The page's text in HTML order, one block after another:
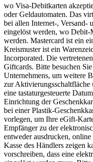
wo Visa-Debitkarten
oder Geldautomaten. Das
bei allen Internet-, Versand-
eingelöst werden, wo Debit-
werden. Mastercard ist ein
Kreismuster ist ein
Incorporated. Die
Giftcards. Bitte besuchen
Unternehmens, um weitere
zur Aktivierungsschaltfläche
eine tastaturgesteuerte
Einrichtung der
bei einer Plastik-
vorlegen, um Ihre eGift-
Empfänger zu der
entweder ausdrucken,
Kasse des Händlers zeigen
vorschreiben, dass eine